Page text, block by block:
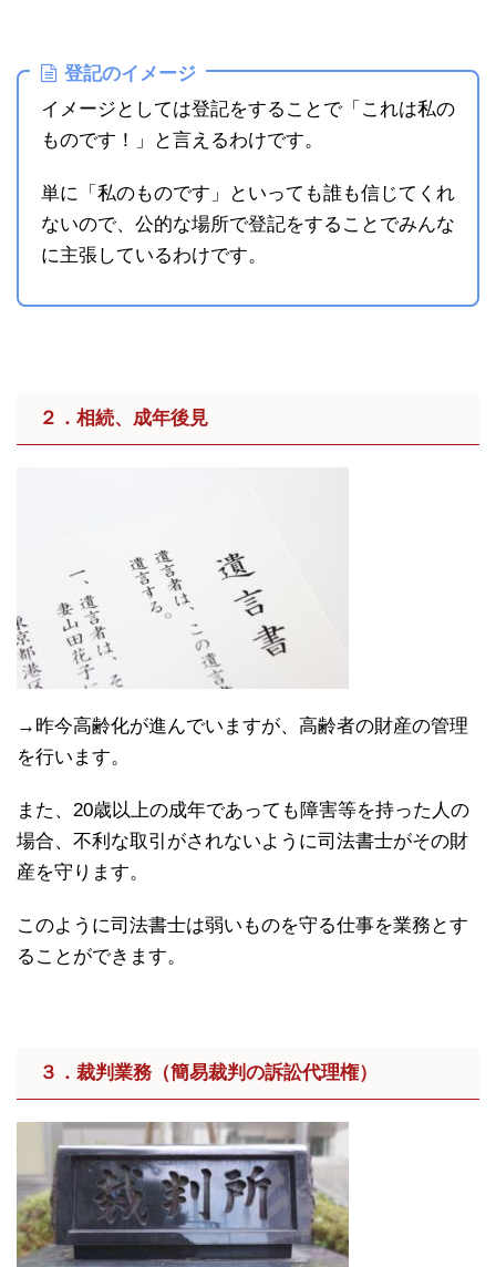
登記のイメージ
イメージとしては登記をすることで「これは私の
ものです！」と言えるわけです。
単に「私のものです」といっても誰も信じてくれ
ないので、公的な場所で登記をすることでみんな
に主張しているわけです。
２．相続、成年後見
→昨今高齢化が進んでいますが、高齢者の財産の管理
を行います。
また、20歳以上の成年であっても障害等を持った人の
場合、不利な取引がされないように司法書士がその財
産を守ります。
このように司法書士は弱いものを守る仕事を業務とす
ることができます。
３．裁判業務（簡易裁判の訴訟代理権）